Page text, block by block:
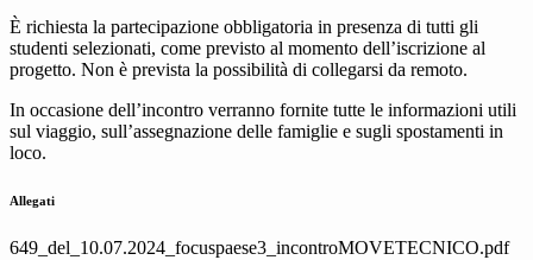
È richiesta la partecipazione obbligatoria in presenza di tutti gli
studenti selezionati, come previsto al momento dell’iscrizione al
progetto. Non è prevista la possibilità di collegarsi da remoto.
In occasione dell’incontro verranno fornite tutte le informazioni utili
sul viaggio, sull’assegnazione delle famiglie e sugli spostamenti in
loco.
Allegati
649_del_10.07.2024_focuspaese3_incontroMOVETECNICO.pdf